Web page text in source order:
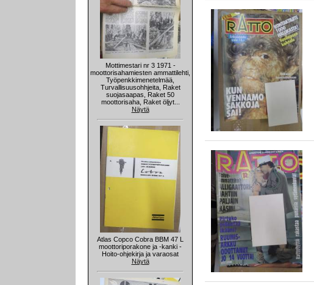
Mottimestari nr 3 1971 -
moottorisahamiesten ammattilehti,
Työpenkkimenetelmää,
Turvallisuusohhjeita, Raket
suojasaapas, Raket 50
moottorisaha, Raket öljyt...
Näytä
Atlas Copco Cobra BBM 47 L
moottoriporakone ja -kanki -
Hoito-ohjekirja ja varaosat
Näytä